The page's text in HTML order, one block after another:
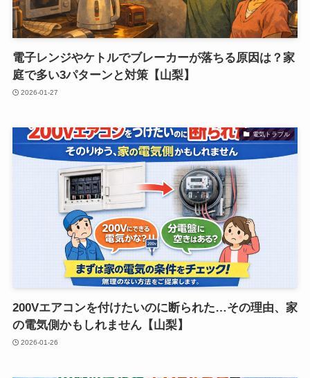
電子レンジやケトルでブレーカーが落ちる原因は？家
庭で多い3パターンと対策【山梨】
2026-01-27
電気トラブル
200Vエアコンを付けたいのに断られた…その理由、家
の電気側かもしれません【山梨】
2026-01-26